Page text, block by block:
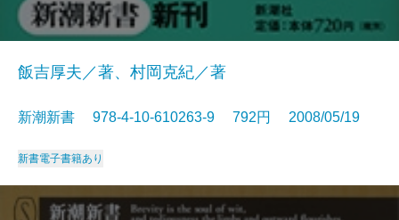
飯吉厚夫／著、村岡克紀／著
新潮新書 978-4-10-610263-9 792円 2008/05/19
新書電子書籍あり